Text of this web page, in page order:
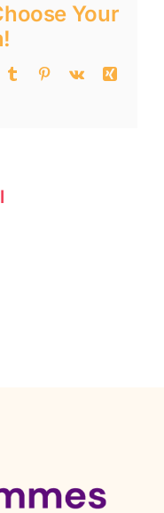
Your
Tumblr Pinterest
Vk
Xing